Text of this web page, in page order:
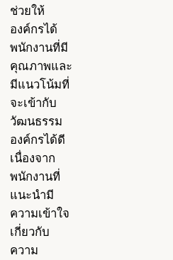
ช่วยให้
องค์กรได้
พนักงานที่มี
คุณภาพและ
มีแนวโน้มที่
จะเข้ากับ
วัฒนธรรม
องค์กรได้ดี
เนื่องจาก
พนักงานที่
แนะนำมี
ความเข้าใจ
เกี่ยวกับ
ความ